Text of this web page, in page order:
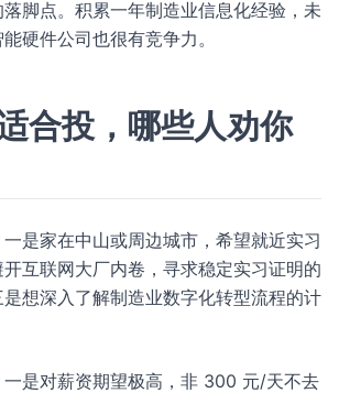
脚点。积累一年制造业信息化经验，未
硬件公司也很有竞争力。
合投，哪些人劝你
一是家在中山或周边城市，希望就近实习
互联网大厂内卷，寻求稳定实习证明的
想深入了解制造业数字化转型流程的计
一是对薪资期望极高，非 300 元/天不去